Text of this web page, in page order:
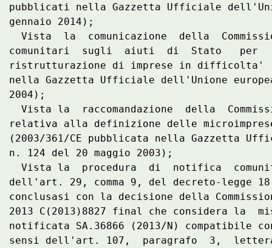
pubblicati nella Gazzetta Ufficiale
gennaio 2014);
Vista  la  comunicazione  della
comunitari  sugli  aiuti  di  Stato   per
ristrutturazione di imprese in difficolta'
nella Gazzetta Ufficiale dell'Unione
2004);
Vista la  raccomandazione  della
relativa alla definizione delle
(2003/361/CE pubblicata nella Gazzetta
n. 124 del 20 maggio 2003);
Vista la  procedura  di  notifica
dell'art. 29, comma 9, del decreto-legge
conclusasi con la decisione della
2013 C(2013)8827 final che considera la
notificata SA.36866 (2013/N) compatibile
sensi dell'art. 107,  paragrafo  3,